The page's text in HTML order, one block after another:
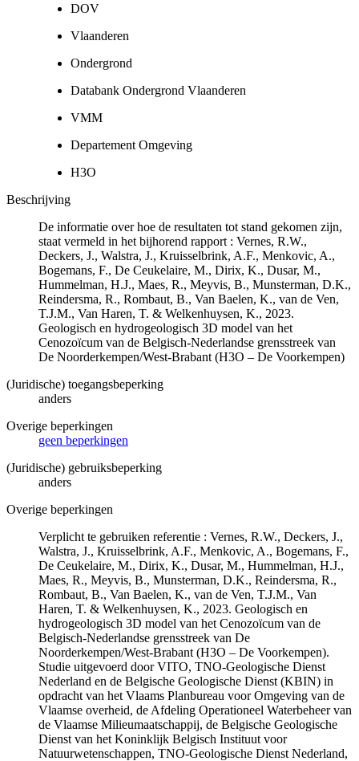
DOV
Vlaanderen
Ondergrond
Databank Ondergrond Vlaanderen
VMM
Departement Omgeving
H3O
Beschrijving
De informatie over hoe de resultaten tot stand gekomen zijn,
staat vermeld in het bijhorend rapport : Vernes, R.W.,
Deckers, J., Walstra, J., Kruisselbrink, A.F., Menkovic, A.,
Bogemans, F., De Ceukelaire, M., Dirix, K., Dusar, M.,
Hummelman, H.J., Maes, R., Meyvis, B., Munsterman, D.K.,
Reindersma, R., Rombaut, B., Van Baelen, K., van de Ven,
T.J.M., Van Haren, T. & Welkenhuysen, K., 2023.
Geologisch en hydrogeologisch 3D model van het
Cenozoïcum van de Belgisch-Nederlandse grensstreek van
De Noorderkempen/West-Brabant (H3O – De Voorkempen)
(Juridische) toegangsbeperking
anders
Overige beperkingen
geen beperkingen
(Juridische) gebruiksbeperking
anders
Overige beperkingen
Verplicht te gebruiken referentie : Vernes, R.W., Deckers, J.,
Walstra, J., Kruisselbrink, A.F., Menkovic, A., Bogemans, F.,
De Ceukelaire, M., Dirix, K., Dusar, M., Hummelman, H.J.,
Maes, R., Meyvis, B., Munsterman, D.K., Reindersma, R.,
Rombaut, B., Van Baelen, K., van de Ven, T.J.M., Van
Haren, T. & Welkenhuysen, K., 2023. Geologisch en
hydrogeologisch 3D model van het Cenozoïcum van de
Belgisch-Nederlandse grensstreek van De
Noorderkempen/West-Brabant (H3O – De Voorkempen).
Studie uitgevoerd door VITO, TNO-Geologische Dienst
Nederland en de Belgische Geologische Dienst (KBIN) in
opdracht van het Vlaams Planbureau voor Omgeving van de
Vlaamse overheid, de Afdeling Operationeel Waterbeheer van
de Vlaamse Milieumaatschappij, de Belgische Geologische
Dienst van het Koninklijk Belgisch Instituut voor
Natuurwetenschappen, TNO-Geologische Dienst Nederland,